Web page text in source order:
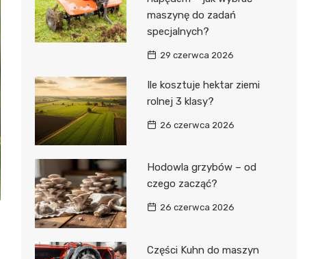
maszynę do zadań
specjalnych?
29 czerwca 2026
Ile kosztuje hektar ziemi
rolnej 3 klasy?
26 czerwca 2026
Hodowla grzybów – od
czego zacząć?
26 czerwca 2026
Części Kuhn do maszyn